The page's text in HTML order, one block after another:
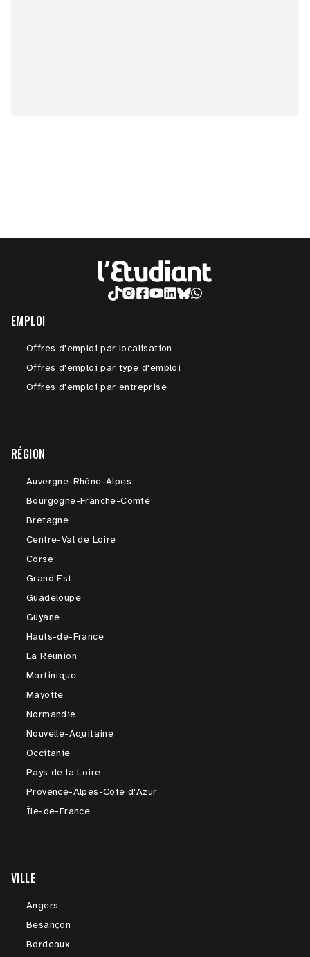
EMPLOI
Offres d'emploi par localisation
Offres d'emploi par type d'emploi
Offres d'emploi par entreprise
RÉGION
Auvergne-Rhône-Alpes
Bourgogne-Franche-Comté
Bretagne
Centre-Val de Loire
Corse
Grand Est
Guadeloupe
Guyane
Hauts-de-France
La Réunion
Martinique
Mayotte
Normandie
Nouvelle-Aquitaine
Occitanie
Pays de la Loire
Provence-Alpes-Côte d'Azur
Île-de-France
VILLE
Angers
Besançon
Bordeaux